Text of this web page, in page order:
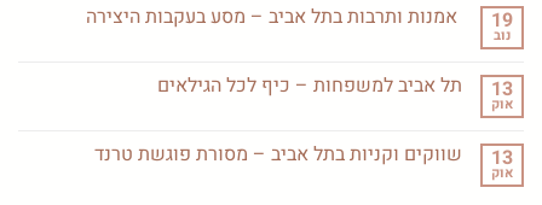
בתל
אביב 19
נוב
אמנות ותרבות בתל אביב – מסע בעקבות היצירה
אמנות
–
מסע
13
אוק
תל אביב למשפחות – כיף לכל הגילאים
תל 13
אוק
שווקים וקניות בתל אביב – מסורת פוגשת טרנד